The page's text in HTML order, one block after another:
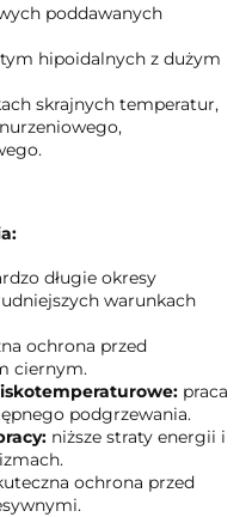
poddawanych
hipoidalnych z dużym
skrajnych temperatur,
długie okresy
warunkach
ochrona przed
ciernym.
praca
podgrzewania.
niższe straty energii i
ochrona przed